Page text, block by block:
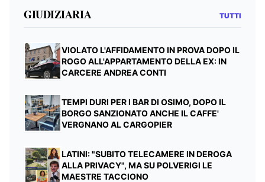
GIUDIZIARIA TUTTI
VIOLATO L'AFFIDAMENTO IN PROVA DOPO IL
ROGO ALL'APPARTAMENTO DELLA EX: IN
CARCERE ANDREA CONTI
TEMPI DURI PER I BAR DI OSIMO, DOPO IL
BORGO SANZIONATO ANCHE IL CAFFE'
VERGNANO AL CARGOPIER
LATINI: "SUBITO TELECAMERE IN DEROGA
ALLA PRIVACY", MA SU POLVERIGI LE
MAESTRE TACCIONO